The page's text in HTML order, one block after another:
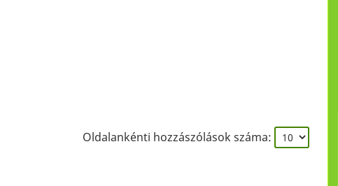
Oldalankénti hozzászólások száma: